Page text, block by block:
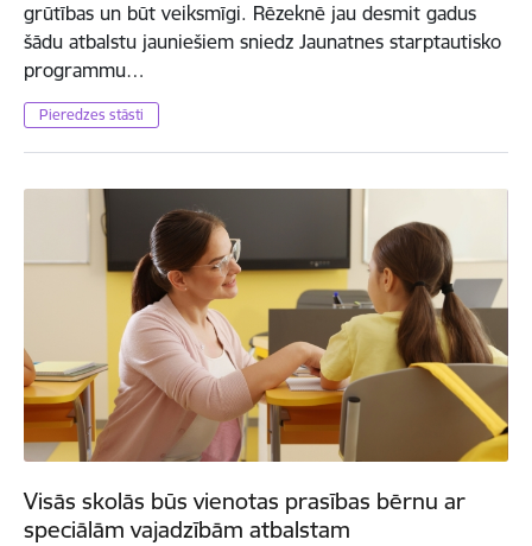
grūtības un būt veiksmīgi. Rēzeknē jau desmit gadus
šādu atbalstu jauniešiem sniedz Jaunatnes starptautisko
programmu…
Pieredzes stāsti
Visās skolās būs vienotas prasības bērnu ar
speciālām vajadzībām atbalstam